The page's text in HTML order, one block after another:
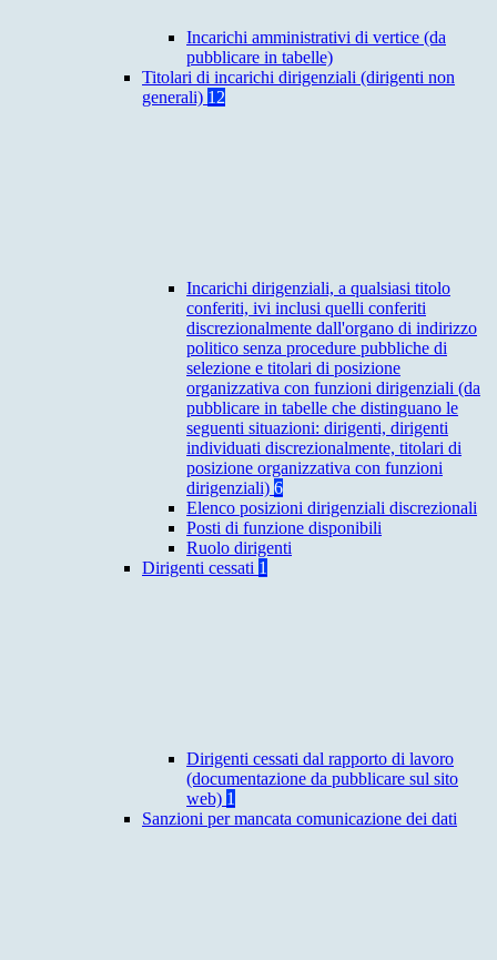
Incarichi amministrativi di vertice (da
pubblicare in tabelle)
Titolari di incarichi dirigenziali (dirigenti non
generali) 12
Incarichi dirigenziali, a qualsiasi titolo
conferiti, ivi inclusi quelli conferiti
discrezionalmente dall'organo di indirizzo
politico senza procedure pubbliche di
selezione e titolari di posizione
organizzativa con funzioni dirigenziali (da
pubblicare in tabelle che distinguano le
seguenti situazioni: dirigenti, dirigenti
individuati discrezionalmente, titolari di
posizione organizzativa con funzioni
dirigenziali) 6
Elenco posizioni dirigenziali discrezionali
Posti di funzione disponibili
Ruolo dirigenti
Dirigenti cessati 1
Dirigenti cessati dal rapporto di lavoro
(documentazione da pubblicare sul sito
web) 1
Sanzioni per mancata comunicazione dei dati